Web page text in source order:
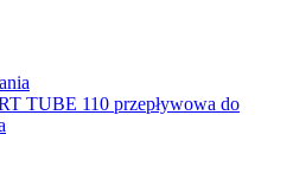
TUBE 110 przepływowa do